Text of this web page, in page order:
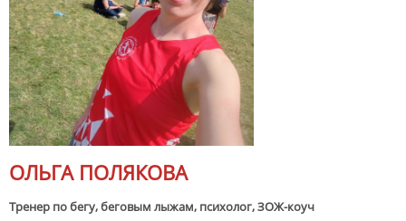
ОЛЬГА ПОЛЯКОВА
Тренер по бегу, беговым лыжам, психолог, ЗОЖ-коуч